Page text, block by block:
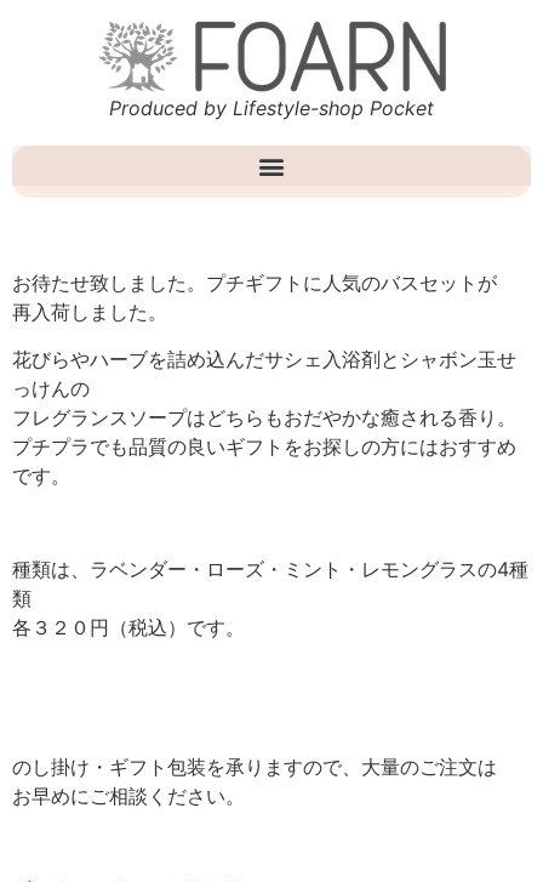
Produced by Lifestyle-shop Pocket
お待たせ致しました。プチギフトに人気のバスセットが
再入荷しました。
花びらやハーブを詰め込んだサシェ入浴剤とシャボン玉せ
っけんの
フレグランスソープはどちらもおだやかな癒される香り。
プチプラでも品質の良いギフトをお探しの方にはおすすめ
です。
種類は、ラベンダー・ローズ・ミント・レモングラスの4種
類
各３２０円（税込）です。
のし掛け・ギフト包装を承りますので、大量のご注文は
お早めにご相談ください。